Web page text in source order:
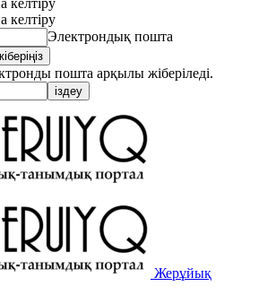
келтіру
келтіру
Электрондық пошта
пошта арқылы жіберіледі.
Жерұйық